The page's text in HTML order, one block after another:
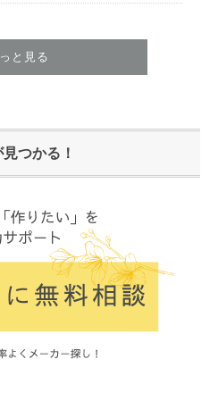
と見る
つかる！